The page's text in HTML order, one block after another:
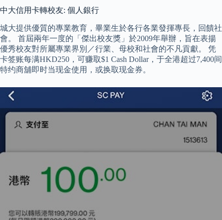
中大信用卡轉校友: 個人銀行
城大提供優質的專業教育，畢業生於各行各業發揮專長，回饋社
會。 首屆兩年一度的「傑出校友獎」於2009年舉辦，旨在表揚
優秀校友對所屬專業界別／行業、母校和社會的不凡貢獻。 凭
卡签账每满HKD250，可赚取$1 Cash Dollar，于全港超过7,400间
特约商舖即时当现金使用，或换取现金券。